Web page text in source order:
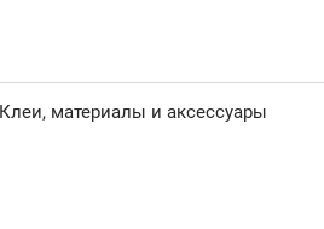
Клеи, материалы и аксессуары